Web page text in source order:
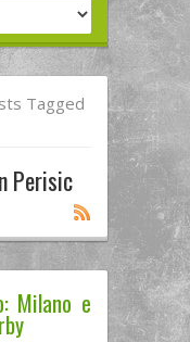
Tagged
Perisic
Milano e